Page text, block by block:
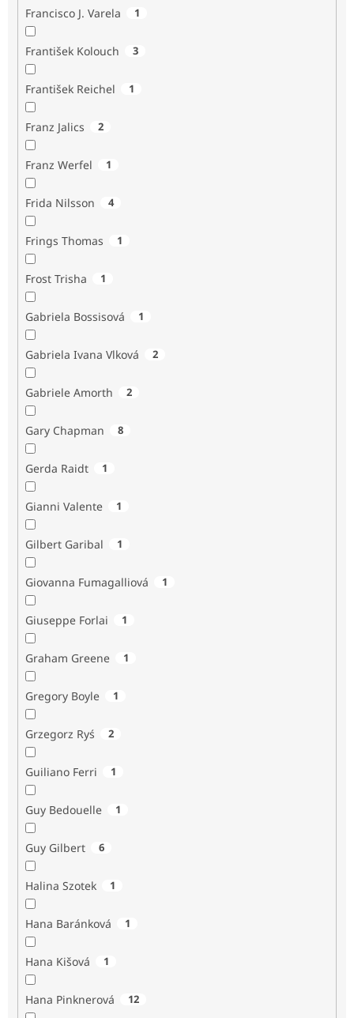
Francisco J. Varela 1
František Kolouch 3
František Reichel 1
Franz Jalics 2
Franz Werfel 1
Frida Nilsson 4
Frings Thomas 1
Frost Trisha 1
Gabriela Bossisová 1
Gabriela Ivana Vlková 2
Gabriele Amorth 2
Gary Chapman 8
Gerda Raidt 1
Gianni Valente 1
Gilbert Garibal 1
Giovanna Fumagalliová 1
Giuseppe Forlai 1
Graham Greene 1
Gregory Boyle 1
Grzegorz Ryś 2
Guiliano Ferri 1
Guy Bedouelle 1
Guy Gilbert 6
Halina Szotek 1
Hana Baránková 1
Hana Kišová 1
Hana Pinknerová 12